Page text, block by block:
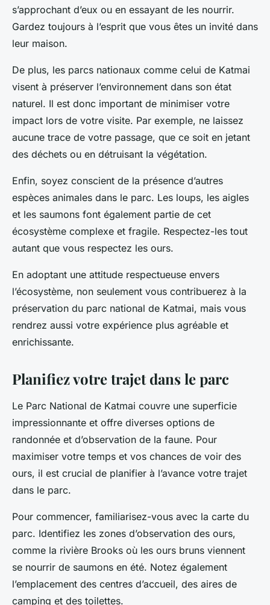
s’approchant d’eux ou en essayant de les nourrir.
Gardez toujours à l’esprit que vous êtes un invité dans
leur maison.
De plus, les parcs nationaux comme celui de Katmai
visent à préserver l’environnement dans son état
naturel. Il est donc important de minimiser votre
impact lors de votre visite. Par exemple, ne laissez
aucune trace de votre passage, que ce soit en jetant
des déchets ou en détruisant la végétation.
Enfin, soyez conscient de la présence d’autres
espèces animales dans le parc. Les loups, les aigles
et les saumons font également partie de cet
écosystème complexe et fragile. Respectez-les tout
autant que vous respectez les ours.
En adoptant une attitude respectueuse envers
l’écosystème, non seulement vous contribuerez à la
préservation du parc national de Katmai, mais vous
rendrez aussi votre expérience plus agréable et
enrichissante.
Planifiez votre trajet dans le parc
Le Parc National de Katmai couvre une superficie
impressionnante et offre diverses options de
randonnée et d’observation de la faune. Pour
maximiser votre temps et vos chances de voir des
ours, il est crucial de planifier à l’avance votre trajet
dans le parc.
Pour commencer, familiarisez-vous avec la carte du
parc. Identifiez les zones d’observation des ours,
comme la rivière Brooks où les ours bruns viennent
se nourrir de saumons en été. Notez également
l’emplacement des centres d’accueil, des aires de
camping et des toilettes.